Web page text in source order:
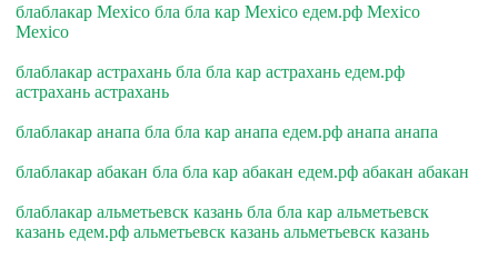
блаблакар Mexico бла бла кар Mexico едем.рф Mexico
Mexico
блаблакар астрахань бла бла кар астрахань едем.рф
астрахань астрахань
блаблакар анапа бла бла кар анапа едем.рф анапа анапа
блаблакар абакан бла бла кар абакан едем.рф абакан абакан
блаблакар альметьевск казань бла бла кар альметьевск
казань едем.рф альметьевск казань альметьевск казань